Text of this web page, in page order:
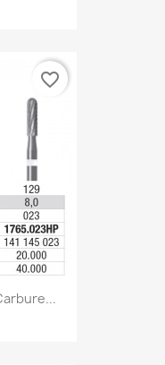
favorite_border